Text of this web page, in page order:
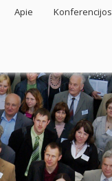
Apie Konferencijos